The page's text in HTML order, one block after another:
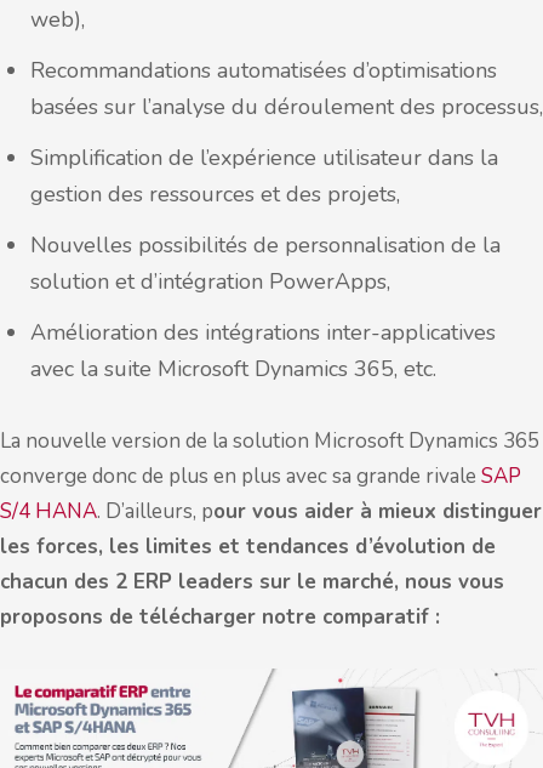
web),
Recommandations automatisées d’optimisations
basées sur l’analyse du déroulement des processus,
Simplification de l’expérience utilisateur dans la
gestion des ressources et des projets,
Nouvelles possibilités de personnalisation de la
solution et d’intégration PowerApps,
Amélioration des intégrations inter-applicatives
avec la suite Microsoft Dynamics 365, etc.
La nouvelle version de la solution Microsoft Dynamics 365
converge donc de plus en plus avec sa grande rivale SAP
S/4 HANA. D’ailleurs, pour vous aider à mieux distinguer
les forces, les limites et tendances d’évolution de
chacun des 2 ERP leaders sur le marché, nous vous
proposons de télécharger notre comparatif :